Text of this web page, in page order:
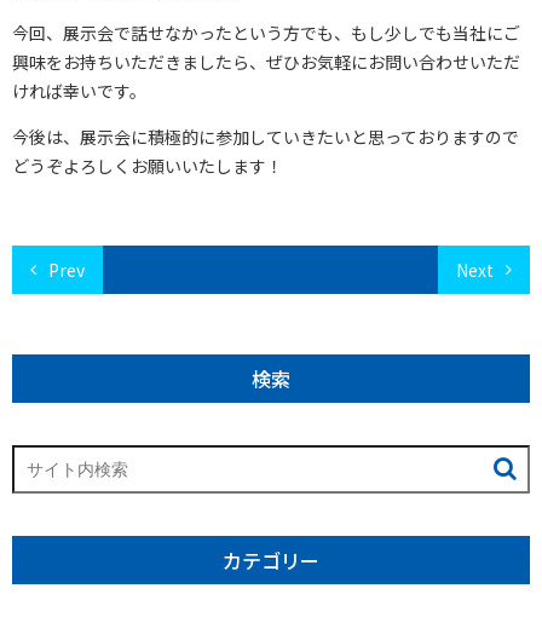
今回、展示会で話せなかったという方でも、もし少しでも当社にご
興味をお持ちいただきましたら、ぜひお気軽にお問い合わせいただ
ければ幸いです。
今後は、展示会に積極的に参加していきたいと思っておりますので
どうぞよろしくお願いいたします！
Prev Next
検索
カテゴリー